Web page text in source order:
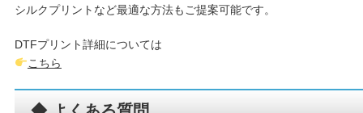
シルクプリントなど最適な方法もご提案可能です。
DTFプリント詳細については
こちら